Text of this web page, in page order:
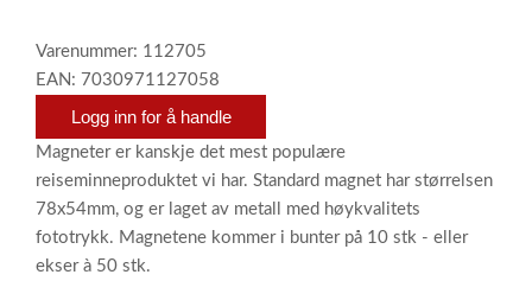
Varenummer: 112705
EAN: 7030971127058
Logg inn for å handle
Magneter er kanskje det mest populære
reiseminneproduktet vi har. Standard magnet har størrelsen
78x54mm, og er laget av metall med høykvalitets
fototrykk. Magnetene kommer i bunter på 10 stk - eller
ekser à 50 stk.